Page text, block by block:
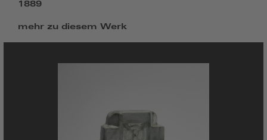
1889
mehr zu diesem Werk